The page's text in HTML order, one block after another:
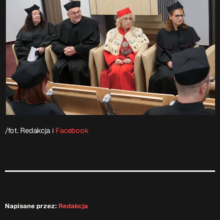
/fot. Redakcja i Facebook
Napisane przez: Redakcja